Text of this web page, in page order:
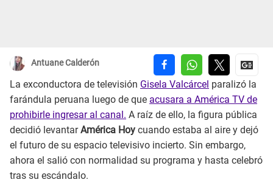
Antuane Calderón
La exconductora de televisión Gisela Valcárcel paralizó la
farándula peruana luego de que acusara a América TV de
prohibirle ingresar al canal. A raíz de ello, la figura pública
decidió levantarAmérica Hoy cuando estaba al aire y dejó
el futuro de su espacio televisivo incierto. Sin embargo,
ahora el salió con normalidad su programa y hasta celebró
tras su escándalo.